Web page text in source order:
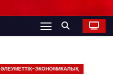
ӘЛЕУМЕТТІК-ЭКОНОМИКАЛЫҚ